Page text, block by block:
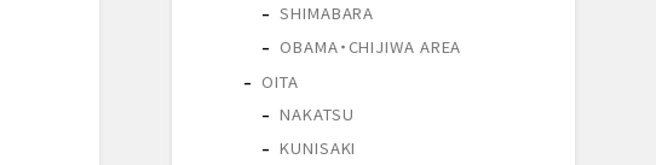
SHIMABARA
OBAMA・CHIJIWA AREA
OITA
NAKATSU
KUNISAKI